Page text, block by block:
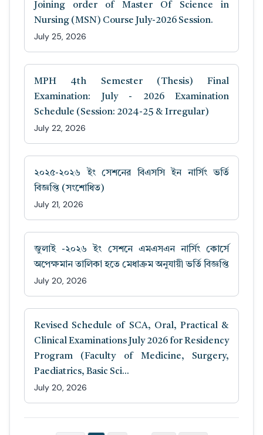
Joining order of Master Of Science in
Nursing (MSN) Course July-2026 Session.
July 25, 2026
MPH 4th Semester (Thesis) Final
Examination: July - 2026 Examination
Schedule (Session: 2024-25 & Irregular)
July 22, 2026
২০২৫-২০২৬ ইং সেশনের বিএসসি ইন নার্সিং ভর্তি
বিজ্ঞপ্তি (সংশোধিত)
July 21, 2026
জুলাই -২০২৬ ইং সেশনে এমএসএন নার্সিং কোর্সে
অপেক্ষমান তালিকা হতে মেধাক্রম অনুযায়ী ভর্তি বিজ্ঞপ্তি
July 20, 2026
Revised Schedule of SCA, Oral, Practical &
Clinical Examinations July 2026 for Residency
Program (Faculty of Medicine, Surgery,
Paediatrics, Basic Sci...
July 20, 2026